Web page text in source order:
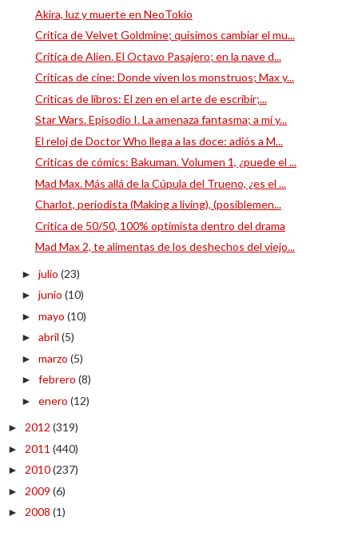
Akira, luz y muerte en NeoTokio
Crítica de Velvet Goldmine; quisimos cambiar el mu...
Crítica de Alien. El Octavo Pasajero; en la nave d...
Críticas de cine: Donde viven los monstruos; Max y...
Críticas de libros: El zen en el arte de escribir;...
Star Wars. Episodio I. La amenaza fantasma; a mí y...
El reloj de Doctor Who llega a las doce: adiós a M...
Críticas de cómics: Bakuman. Volumen 1, ¿puede el ...
Mad Max. Más allá de la Cúpula del Trueno, ¿es el ...
Charlot, periodista (Making a living), (posiblemen...
Crítica de 50/50, 100% optimista dentro del drama
Mad Max 2, te alimentas de los deshechos del viejo...
► julio (23)
► junio (10)
► mayo (10)
► abril (5)
► marzo (5)
► febrero (8)
► enero (12)
► 2012 (319)
► 2011 (440)
► 2010(237)
► 2009 (6)
► 2008 (1)